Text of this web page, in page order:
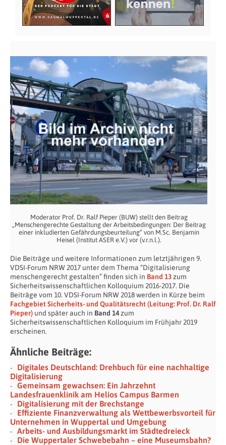
Moderator Prof. Dr. Ralf Pieper (BUW) stellt den Beitrag
„Menschengerechte Gestaltung der Arbeitsbedingungen: Der Beitrag
einer inkludierten Gefährdungsbeurteilung“ von M.Sc. Benjamin
Heisel (Institut ASER e.V.) vor (v.r.n.l.).
Die Beiträge und weitere Informationen zum letztjährigen 9.
VDSI-Forum NRW 2017 unter dem Thema “Digitalisierung
menschengerecht gestalten” finden sich in Band 13 zum
Sicherheitswissenschaftlichen Kolloquium 2016-2017. Die
Beiträge vom 10. VDSI-Forum NRW 2018 werden in Kürze beim
Fachgebiet Sicherheits- und Qualitätsrecht (Leitung: Prof. Dr. Ralf
Pieper) und später auch in Band 14zum
Sicherheitswissenschaftlichen Kolloquium im Frühjahr 2019
erscheinen.
Ähnliche Beiträge:
Digitales Deutschland: Drehbuch für eine nachhaltige
Digitalisierung
Gemeinsam gewachsen: Ein Jahrzehnt
Landesfrauenklinik am Helios Campus Barmen
Digitalisierung mit der Brechstange
Effiziente Finanzverwaltung als Wettbewerbsvorteil für
Unternehmen in Wuppertal und Umgebung
Arbeits- und Ausbildungsmarkt im Städtedreieck
Die Wuppertaler Schwebebahn – eine Museumsbahn?